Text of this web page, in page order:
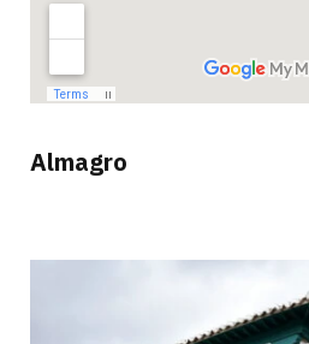
Almagro